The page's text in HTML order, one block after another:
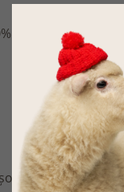
piele de vacă
de întreținut.